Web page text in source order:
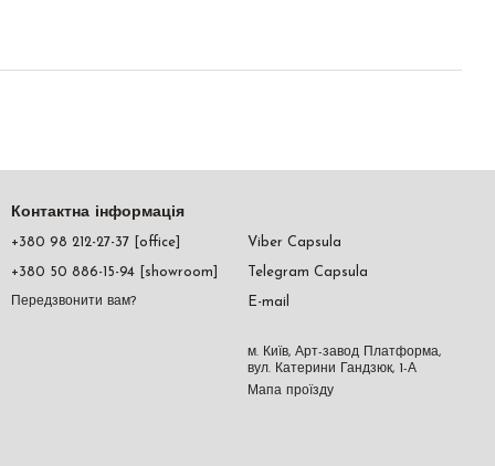
Контактна інформація
+380 98 212-27-37 [office]
+380 50 886-15-94 [showroom]
Передзвонити вам?
Viber Capsula
Telegram Capsula
E-mail
м. Київ, Арт-завод Платформа,
вул. Катерини Гандзюк, 1-А
Мапа проїзду